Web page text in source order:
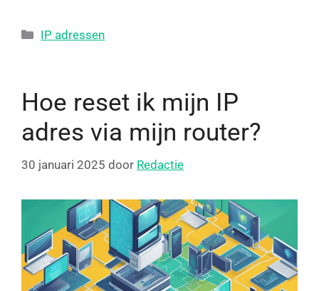
IP adressen
Hoe reset ik mijn IP
adres via mijn router?
30 januari 2025 door Redactie